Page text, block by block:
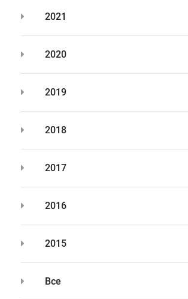
2021
2020
2019
2018
2017
2016
2015
Все